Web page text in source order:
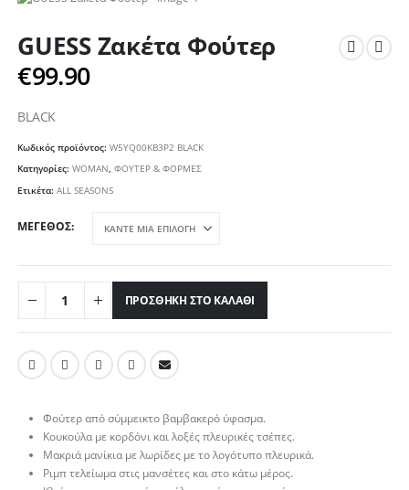
GUESS Ζακέτα Φούτερ
€99.90
BLACK
Κωδικός προϊόντος:W5YQ00KB3P2 BLACK
Κατηγορίες:WOMAN,ΦΟΥΤΕΡ & ΦΟΡΜΕΣ
Ετικέτα:ALL SEASONS
ΜΈΓΕΘΟΣ
ΠΡΟΣΘΉΚΗ ΣΤΟ ΚΑΛΆΘΙ
Φούτερ από σύμμεικτο βαμβακερό ύφασμα.
Κουκούλα με κορδόνι και λοξές πλευρικές τσέπες.
Μακριά μανίκια με λωρίδες με το λογότυπο πλευρικά.
Ριμπ τελείωμα στις μανσέτες και στο κάτω μέρος.